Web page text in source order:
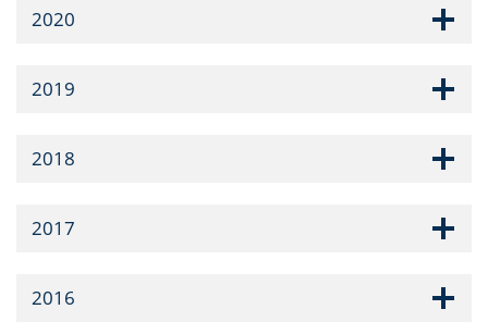
2020
2019
2018
2017
2016